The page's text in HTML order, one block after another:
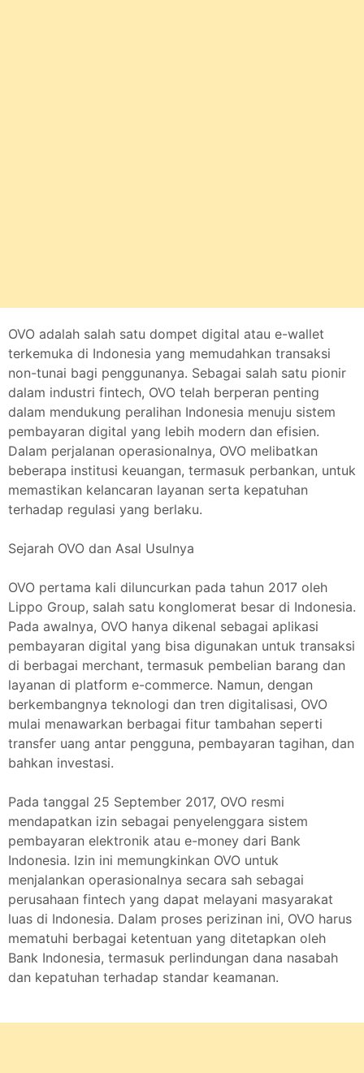
OVO adalah salah satu dompet digital atau e-wallet
terkemuka di Indonesia yang memudahkan transaksi
non-tunai bagi penggunanya. Sebagai salah satu pionir
dalam industri fintech, OVO telah berperan penting
dalam mendukung peralihan Indonesia menuju sistem
pembayaran digital yang lebih modern dan efisien.
Dalam perjalanan operasionalnya, OVO melibatkan
beberapa institusi keuangan, termasuk perbankan, untuk
memastikan kelancaran layanan serta kepatuhan
terhadap regulasi yang berlaku.
Sejarah OVO dan Asal Usulnya
OVO pertama kali diluncurkan pada tahun 2017 oleh
Lippo Group, salah satu konglomerat besar di Indonesia.
Pada awalnya, OVO hanya dikenal sebagai aplikasi
pembayaran digital yang bisa digunakan untuk transaksi
di berbagai merchant, termasuk pembelian barang dan
layanan di platform e-commerce. Namun, dengan
berkembangnya teknologi dan tren digitalisasi, OVO
mulai menawarkan berbagai fitur tambahan seperti
transfer uang antar pengguna, pembayaran tagihan, dan
bahkan investasi.
Pada tanggal 25 September 2017, OVO resmi
mendapatkan izin sebagai penyelenggara sistem
pembayaran elektronik atau e-money dari Bank
Indonesia. Izin ini memungkinkan OVO untuk
menjalankan operasionalnya secara sah sebagai
perusahaan fintech yang dapat melayani masyarakat
luas di Indonesia. Dalam proses perizinan ini, OVO harus
mematuhi berbagai ketentuan yang ditetapkan oleh
Bank Indonesia, termasuk perlindungan dana nasabah
dan kepatuhan terhadap standar keamanan.